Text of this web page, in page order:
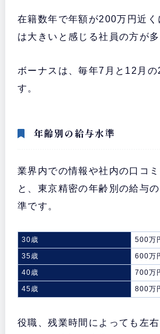
在籍数年で年額が200万円近
は大きいと感じる社員の方が多
ボーナスは、毎年7月と12月の
す。
年齢別の給与水準
業界内での情報や社内の口コ
と、東京精密の年齢別の給与
準です。
30歳
500万
35歳
600万
40歳
700万
45歳
800万
役職、残業時間によっても左